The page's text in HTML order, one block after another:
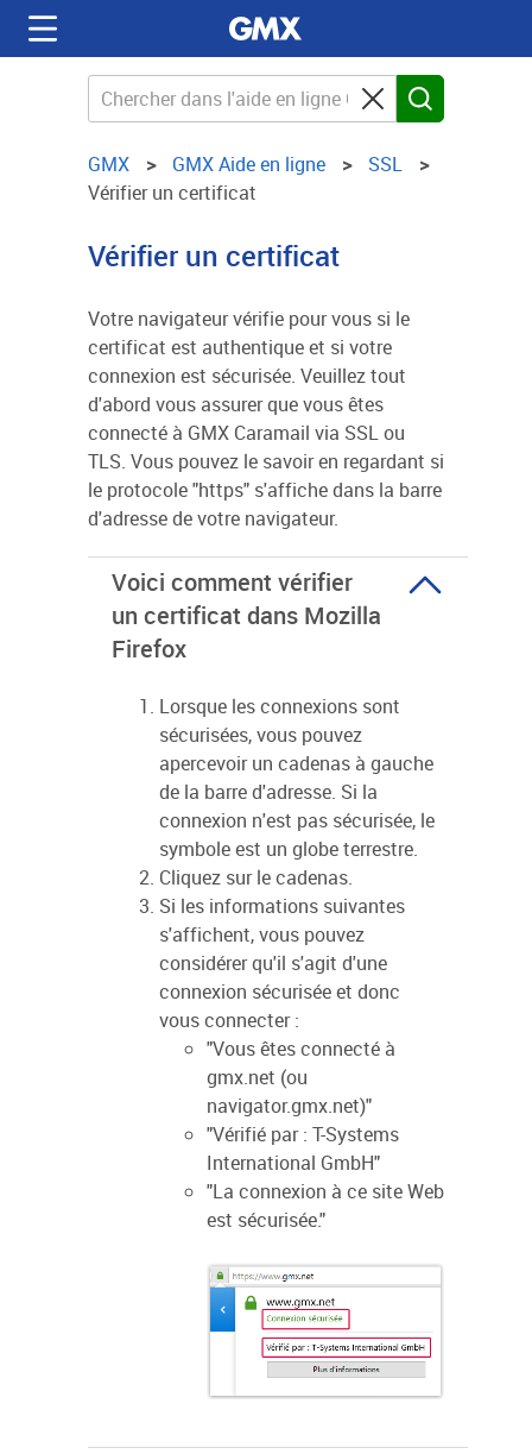
GMX GMX Aide en ligne
SSL
Vérifier un certificat
Vérifier un certificat
Votre navigateur vérifie pour vous si le
certificat est authentique et si votre
connexion est sécurisée. Veuillez tout
d'abord vous assurer que vous êtes
connecté à GMX Caramail via SSL ou
TLS. Vous pouvez le savoir en regardant si
le protocole "https" s'affiche dans la barre
d'adresse de votre navigateur.
Voici comment vérifier
un certificat dans Mozilla
Firefox
Lorsque les connexions sont
sécurisées, vous pouvez
apercevoir un cadenas à gauche
de la barre d'adresse. Si la
connexion n'est pas sécurisée, le
symbole est un globe terrestre.
Cliquez sur le cadenas.
Si les informations suivantes
s'affichent, vous pouvez
considérer qu'il s'agit d'une
connexion sécurisée et donc
vous connecter :
"Vous êtes connecté à
gmx.net (ou
navigator.gmx.net)"
"Vérifié par : T-Systems
International GmbH"
"La connexion à ce site Web
est sécurisée."